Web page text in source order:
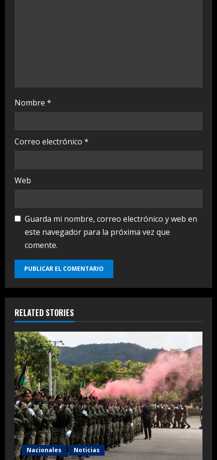
Nombre *
Correo electrónico *
Web
Guarda mi nombre, correo electrónico y web en
este navegador para la próxima vez que
comente.
RELATED STORIES
Nacionales Noticias